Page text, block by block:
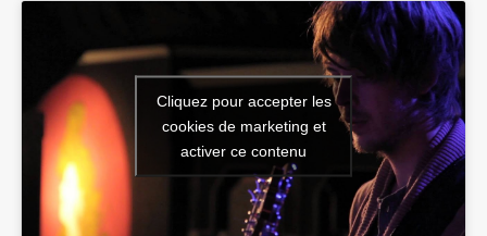
Cliquez pour accepter les
cookies de marketing et
activer ce contenu